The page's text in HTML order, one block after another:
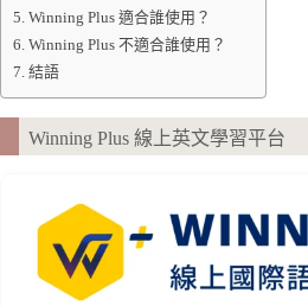
Winning Plus 適合誰使用？
Winning Plus 不適合誰使用？
結語
Winning Plus 線上英文學習平台